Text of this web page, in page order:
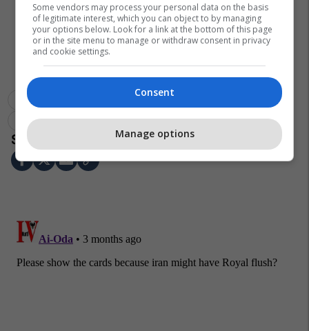
Shba Irani Uno
"operacioni Liria"
Some vendors may process your personal data on the basis
of legitimate interest, which you can object to by managing
your options below. Look for a link at the bottom of this page
or in the site menu to manage or withdraw consent in privacy
and cookie settings.
Consent
Manage options